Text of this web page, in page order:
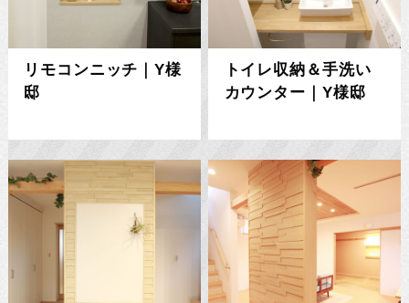
リモコンニッチ｜Y様
邸
トイレ収納＆手洗い
カウンター｜Y様邸